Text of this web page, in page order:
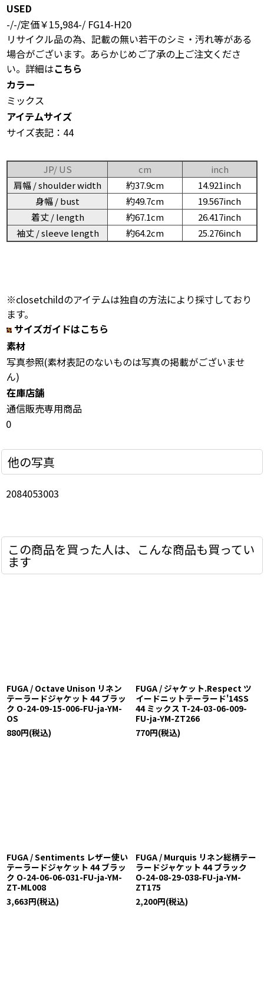
USED
-/-/定価￥15,984-/ FG14-H20
リサイクル品の為、記載の無い若干のシミ・汚れ等がある
場合がございます。あらかじめご了承の上ご注文くださ
い。詳細はこちら
カラー
ミックス
アイテムサイズ
サイズ表記：44
JP/ US cm
inch
肩幅 / shoulder width
約37.9cm
14.921inch
身幅 / bust
約49.7cm
19.567inch
着丈 / length
約67.1cm
26.417inch
袖丈 / sleeve length
約64.2cm 25.276inch
※closetchildのアイテムは独自の方法により採寸しており
ます。
サイズガイドはこちら
素材
写真参照(素材表記のないものは写真の掲載がございませ
ん)
在庫店舗
通信販売専用商品
0
他の写真
2084053003
この商品を買った人は、こんな商品も買ってい
ます
FUGA / Octave Unison リネン
テーラードジャケット 44 ブラッ
ク O-24-09-15-006-FU-ja-YM-
OS
880円(税込)
FUGA / ジャケット.Respect ツ
イードニットテーラード'14SS
44 ミックス T-24-03-06-009-
FU-ja-YM-ZT266
770円(税込)
FUGA / Sentiments レザー使い
テーラードジャケット 44 ブラッ
ク O-24-06-06-031-FU-ja-YM-
ZT-ML008
3,663円(税込)
FUGA / Murquis リネン総柄テー
ラードジャケット 44 ブラック
O-24-08-29-038-FU-ja-YM-
ZT175
2,200円(税込)